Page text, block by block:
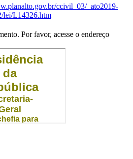
ccivil_03/_ato2019-
lei/L14326.htm
Por favor, acesse o endereço